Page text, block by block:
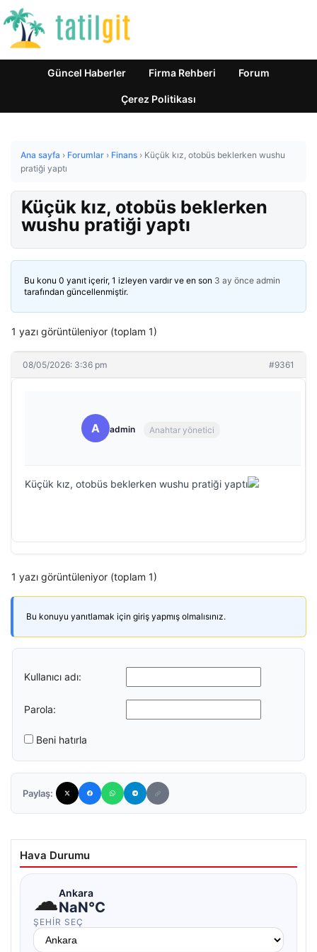
Güncel Haberler Firma Rehberi Forum
Çerez Politikası
Ana sayfa › Forumlar › Finans › Küçük kız, otobüs beklerken wushu
pratiği yaptı
Küçük kız, otobüs beklerken
wushu pratiği yaptı
Bu konu 0 yanıt içerir, 1 izleyen vardır ve en son 3 ay önce admin
tarafından güncellenmiştir.
1 yazı görüntüleniyor (toplam 1)
08/05/2026: 3:36 pm #9361
A admin Anahtar yönetici
Küçük kız, otobüs beklerken wushu pratiği yaptı
1 yazı görüntüleniyor (toplam 1)
Bu konuyu yanıtlamak için giriş yapmış olmalısınız.
Kullanıcı adı:
Parola:
Beni hatırla
Paylaş:
Hava Durumu
☁Ankara
NaN°C
ŞEHIR SEÇ